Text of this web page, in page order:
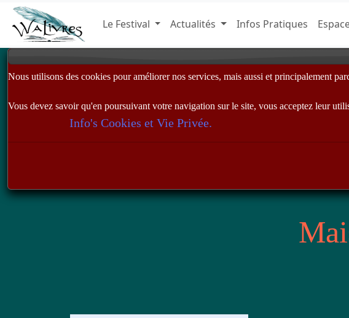
Le Festival Actualités Infos Pratiques
Nous utilisons des cookies pour améliorer nos services, mais aussi et principalement
Vous devez savoir qu'en poursuivant votre navigation sur le site, vous acceptez leur
Info's Cookies et Vie Privée.